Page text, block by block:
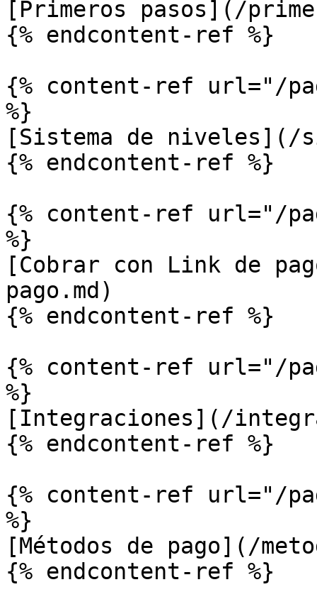
[Primeros pasos](/
{% endcontent-ref %}
{% content-ref url="/
%}
[Sistema de niveles](/
{% endcontent-ref %}
{% content-ref url="/
%}
[Cobrar con Link de
pago.md)
{% endcontent-ref %}
{% content-ref url="/
%}
[Integraciones](/
{% endcontent-ref %}
{% content-ref url="/
%}
[Métodos de pago](/
{% endcontent-ref %}